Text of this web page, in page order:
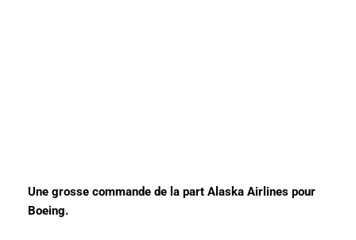
Une grosse commande de la part Alaska Airlines pour
Boeing.